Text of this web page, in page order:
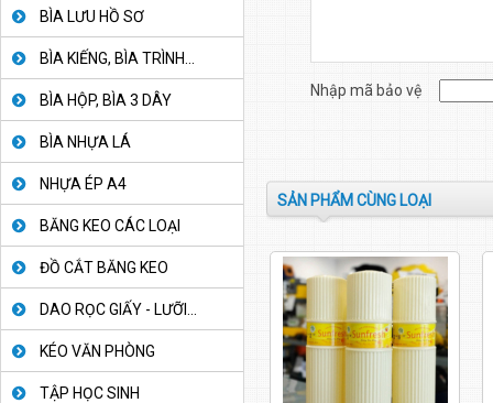
BÌA LƯU HỒ SƠ
BÌA KIẾNG, BÌA TRÌNH...
BÌA HỘP, BÌA 3 DÂY
BÌA NHỰA LÁ
NHỰA ÉP A4
BĂNG KEO CÁC LOẠI
ĐỒ CẮT BĂNG KEO
DAO RỌC GIẤY - LƯỠI...
KÉO VĂN PHÒNG
TẬP HỌC SINH
Nhập mã bảo vệ
SẢN PHẨM CÙNG LOẠI